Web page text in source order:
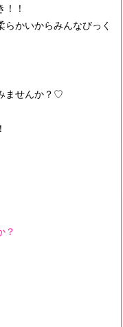
！
かいからみんなびっく
ませんか？♡
？